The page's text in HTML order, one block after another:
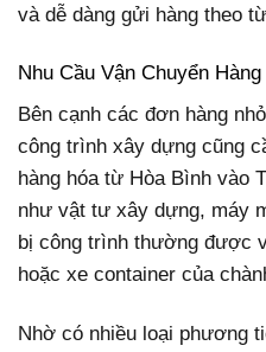
và dễ dàng gửi hàng theo
Nhu Cầu Vận Chuyển
Bên cạnh các đơn hàng
công trình xây dựng cũng
hàng hóa từ Hòa Bình vào
như vật tư xây dựng, máy
bị công trình thường được
hoặc xe container của
Nhờ có nhiều loại phương